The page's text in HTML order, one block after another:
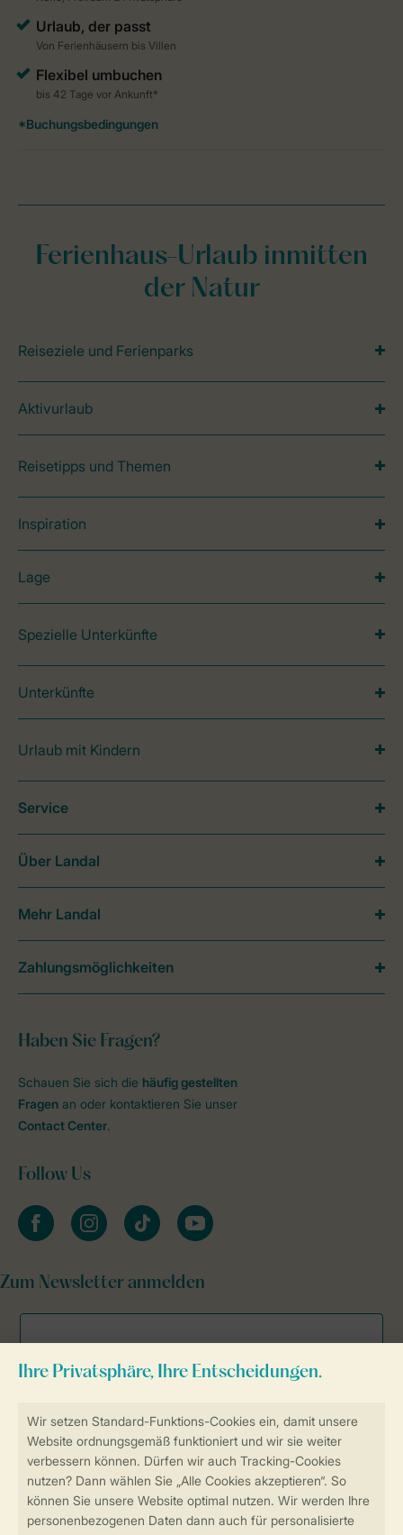
Sicher und schnell zur Online-Buchung
Sichere Datenübertragung
Sicheres Bezahlen
Ferienhaus-Urlaub inmitten
der Natur
Reiseziele und Ferienparks
Aktivurlaub
Reisetipps und Themen
Inspiration
Lage
Spezielle Unterkünfte
Unterkünfte
Urlaub mit Kindern
Haben Sie Fragen?
Schauen Sie sich die häufig gestellten
Fragen an oder kontaktieren Sie unser
Contact Center.
Follow Us
facebookinstagramtiktok youtube
Zum Newsletter anmelden
Service
Über Landal
Mehr Landal
Zahlungsmöglichkeiten